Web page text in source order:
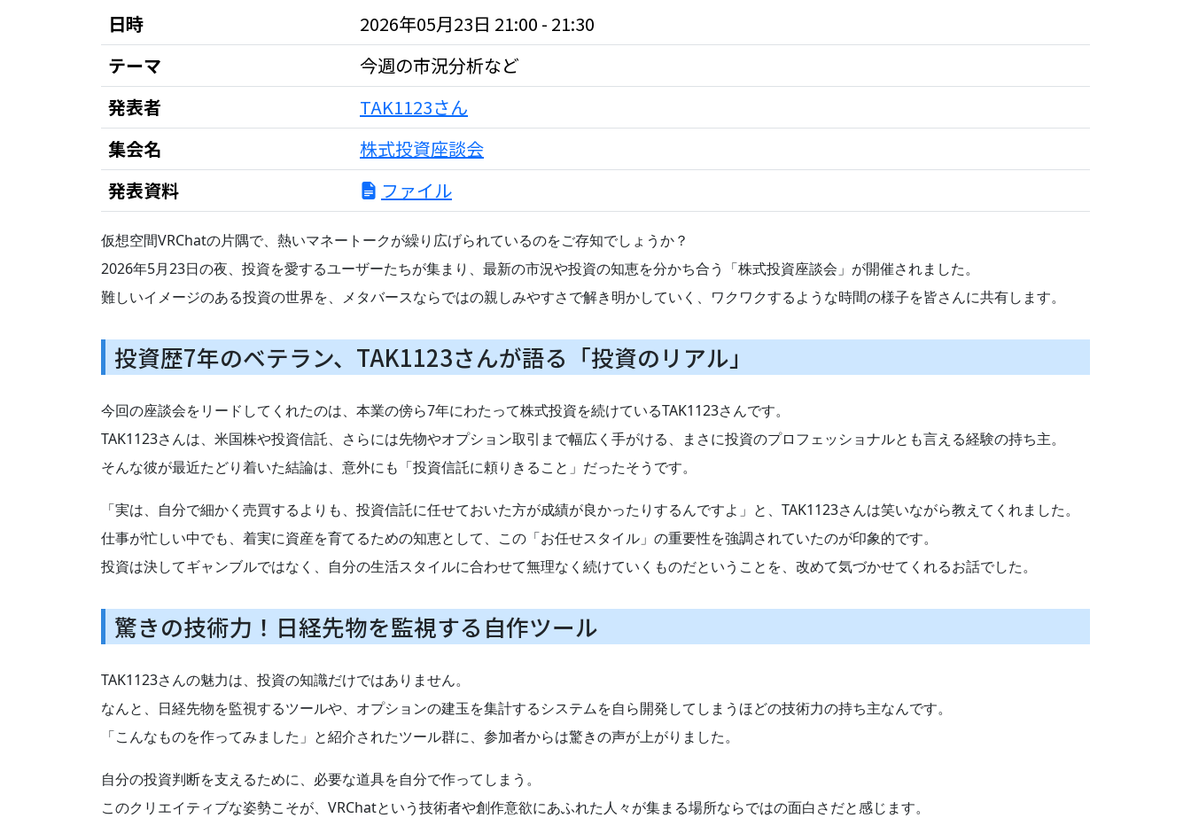
日時
2026年05月23日 21:00 - 21:30
テーマ
今週の市況分析など
発表者
TAK1123さん
集会名
株式投資座談会
発表資料
ファイル
仮想空間VRChatの片隅で、熱いマネートークが繰り広げられているのをご存知でしょうか？
2026年5月23日の夜、投資を愛するユーザーたちが集まり、最新の市況や投資の知恵を分かち合う「株式投資座談会」が開催されました。
難しいイメージのある投資の世界を、メタバースならではの親しみやすさで解き明かしていく、ワクワクするような時間の様子を皆さんに共有します。
投資歴7年のベテラン、TAK1123さんが語る「投資のリアル」
今回の座談会をリードしてくれたのは、本業の傍ら7年にわたって株式投資を続けているTAK1123さんです。
TAK1123さんは、米国株や投資信託、さらには先物やオプション取引まで幅広く手がける、まさに投資のプロフェッショナルとも言える経験の持ち主。
そんな彼が最近たどり着いた結論は、意外にも「投資信託に頼りきること」だったそうです。
「実は、自分で細かく売買するよりも、投資信託に任せておいた方が成績が良かったりするんですよ」と、TAK1123さんは笑いながら教えてくれました。
仕事が忙しい中でも、着実に資産を育てるための知恵として、この「お任せスタイル」の重要性を強調されていたのが印象的です。
投資は決してギャンブルではなく、自分の生活スタイルに合わせて無理なく続けていくものだということを、改めて気づかせてくれるお話でした。
驚きの技術力！日経先物を監視する自作ツール
TAK1123さんの魅力は、投資の知識だけではありません。
なんと、日経先物を監視するツールや、オプションの建玉を集計するシステムを自ら開発してしまうほどの技術力の持ち主なんです。
「こんなものを作ってみました」と紹介されたツール群に、参加者からは驚きの声が上がりました。
自分の投資判断を支えるために、必要な道具を自分で作ってしまう。
このクリエイティブな姿勢こそが、VRChatという技術者や創作意欲にあふれた人々が集まる場所ならではの面白さだと感じます。